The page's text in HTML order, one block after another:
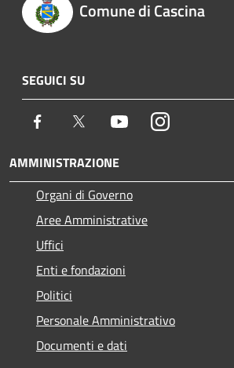
Comune di Cascina
SEGUICI SU
Facebook Twitter YoutubeInstagram
AMMINISTRAZIONE
Organi di Governo
Aree Amministrative
Uffici
Enti e fondazioni
Politici
Personale Amministrativo
Documenti e dati